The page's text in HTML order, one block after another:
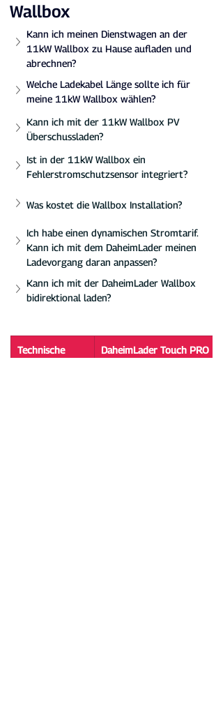
Wallbox
Kann ich meinen Dienstwagen an der
11kW Wallbox zu Hause aufladen und
abrechnen?
Welche Ladekabel Länge sollte ich für
meine 11kW Wallbox wählen?
Kann ich mit der 11kW Wallbox PV
Überschussladen?
Ist in der 11kW Wallbox ein
Fehlerstromschutzsensor integriert?
Was kostet die Wallbox Installation?
Ich habe einen dynamischen Stromtarif.
Kann ich mit dem DaheimLader meinen
Ladevorgang daran anpassen?
Kann ich mit der DaheimLader Wallbox
bidirektional laden?
Technische
DaheimLader Touch PRO